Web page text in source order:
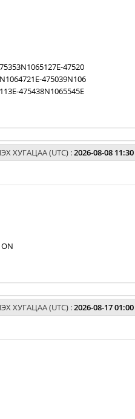
47520
475039N106
475438N1065545E
ХУГАЦАА (UTC) :2026-08-08 11:30
ON
ХУГАЦАА (UTC) :2026-08-17 01:00